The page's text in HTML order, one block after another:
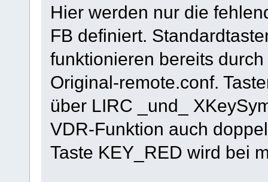
Hier werden nur die
FB definiert.
funktionieren bereits
Original-remote.conf.
über LIRC _und_
VDR-Funktion auch
Taste KEY_RED wird bei